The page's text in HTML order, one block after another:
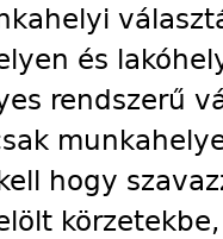
és
rendszerű
hogy